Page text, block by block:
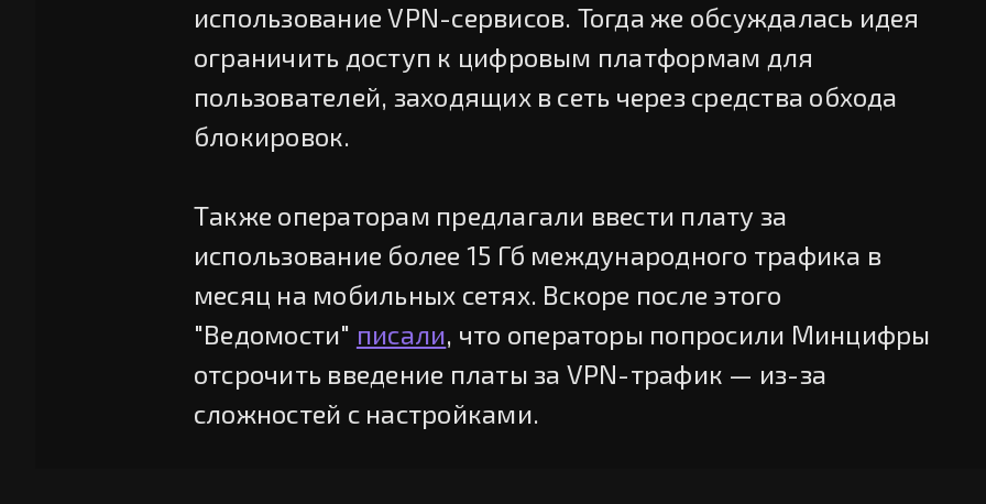
использование VPN-сервисов. Тогда же обсуждалась идея
ограничить доступ к цифровым платформам для
пользователей, заходящих в сеть через средства обхода
блокировок.
Также операторам предлагали ввести плату за
использование более 15 Гб международного трафика в
месяц на мобильных сетях. Вскоре после этого
"Ведомости" писали, что операторы попросили Минцифры
отсрочить введение платы за VPN-трафик — из-за
сложностей с настройками.